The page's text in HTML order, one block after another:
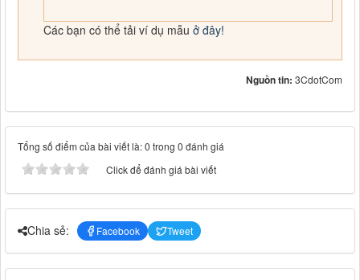
Các bạn có thể tải ví dụ mẫu ở đây!
Nguồn tin: 3CdotCom
Tổng số điểm của bài viết là: 0 trong 0 đánh giá
Click để đánh giá bài viết
Chia sẻ: Facebook Tweet